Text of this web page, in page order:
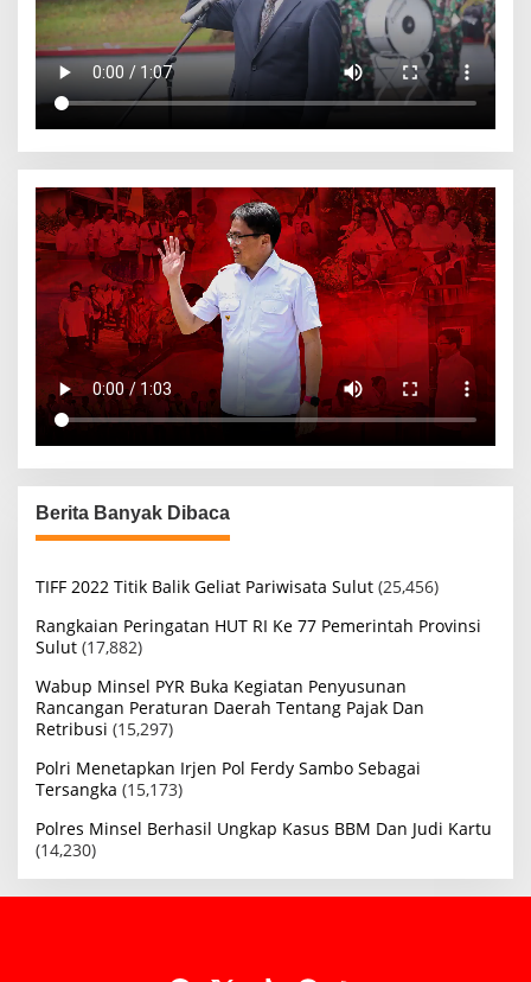
Berita Banyak Dibaca
TIFF 2022 Titik Balik Geliat Pariwisata Sulut (25,456)
Rangkaian Peringatan HUT RI Ke 77 Pemerintah Provinsi
Sulut (17,882)
Wabup Minsel PYR Buka Kegiatan Penyusunan
Rancangan Peraturan Daerah Tentang Pajak Dan
Retribusi (15,297)
Polri Menetapkan Irjen Pol Ferdy Sambo Sebagai
Tersangka (15,173)
Polres Minsel Berhasil Ungkap Kasus BBM Dan Judi Kartu
(14,230)